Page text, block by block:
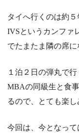
タイへ行くのは約
IVSというカンファ
でたまたま隣の席に
１泊２日の弾丸で
MBAの同級生と食
るので、とても楽し
今回は、今となっ